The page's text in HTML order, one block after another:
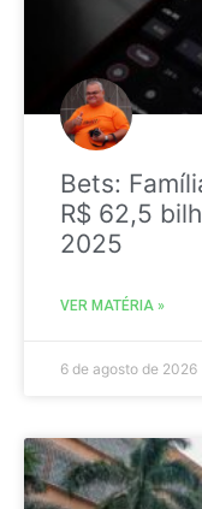
Bets:
R$ 62,5
2025
VER MATÉRIA »
6 de agosto de 2026